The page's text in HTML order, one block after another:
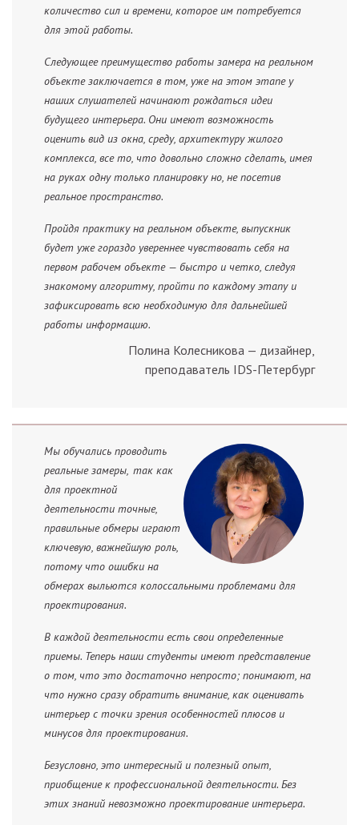
количество сил и времени, которое им потребуется
для этой работы.
Следующее преимущество работы замера на реальном
объекте заключается в том, уже на этом этапе у
наших слушателей начинают рождаться идеи
будущего интерьера. Они имеют возможность
оценить вид из окна, среду, архитектуру жилого
комплекса, все то, что довольно сложно сделать, имея
на руках одну только планировку но, не посетив
реальное пространство.
Пройдя практику на реальном объекте, выпускник
будет уже гораздо увереннее чувствовать себя на
первом рабочем объекте — быстро и четко, следуя
знакомому алгоритму, пройти по каждому этапу и
зафиксировать всю необходимую для дальнейшей
работы информацию.
Полина Колесникова — дизайнер,
преподаватель IDS-Петербург
Мы обучались проводить
реальные замеры, так как
для проектной
деятельности точные,
правильные обмеры играют
ключевую, важнейшую роль,
потому что ошибки на
обмерах выльются колоссальными проблемами для
проектирования.
В каждой деятельности есть свои определенные
приемы. Теперь наши студенты имеют представление
о том, что это достаточно непросто; понимают, на
что нужно сразу обратить внимание, как оценивать
интерьер с точки зрения особенностей плюсов и
минусов для проектирования.
Безусловно, это интересный и полезный опыт,
приобщение к профессиональной деятельности. Без
этих знаний невозможно проектирование интерьера.